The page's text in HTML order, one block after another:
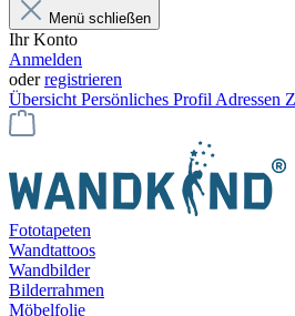
Menü schließen
Ihr Konto
Anmelden
oderregistrieren
Übersicht Persönliches Profil Adressen
Fototapeten
Wandtattoos
Wandbilder
Bilderrahmen
Möbelfolie